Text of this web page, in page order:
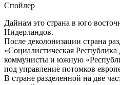
Спойлер
Дайнам это страна в юго
Нидерландов.
После деколонизации страна
«‎Социалистическая
коммунисты и южную
под управление потомков
В стране разделенной на две